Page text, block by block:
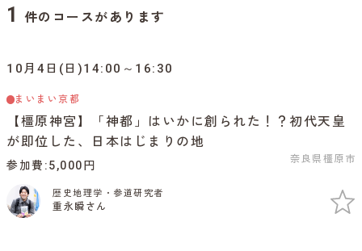
1 件のコースがあります
10月4日(日)14:00～16:30
まいまい京都
【橿原神宮】「神都」はいかに創られた！？初代天皇
が即位した、日本はじまりの地
奈良県橿原市
参加費 5,000円
歴史地理学・参道研究者
重永瞬さん